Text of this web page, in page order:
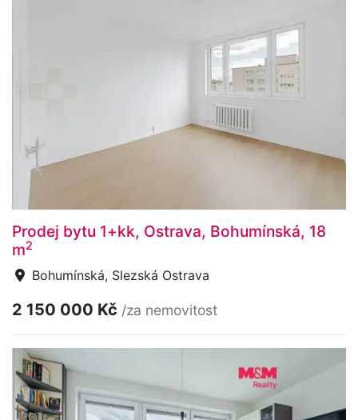
Prodej bytu 1+kk, Ostrava, Bohumínská, 18
m2
Bohumínská, Slezská Ostrava
2 150 000 Kč /za nemovitost